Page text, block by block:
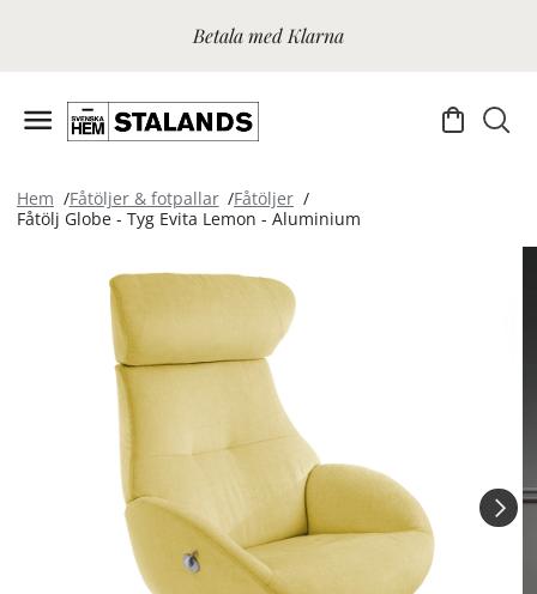
Betala med Klarna
Hem Fåtöljer & fotpallar
Fåtöljer
Fåtölj Globe - Tyg Evita Lemon - Aluminium